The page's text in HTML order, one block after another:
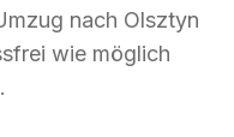
nach Olsztyn
wie möglich